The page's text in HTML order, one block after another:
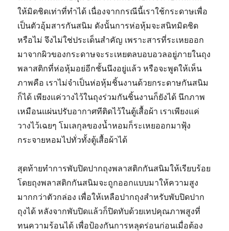
ให้มิดชิดเท่าที่ทำได้ เนื่องจากกรณีนี้เราใช้กระดาษเพื่อ
เป็นตัวอุ้มสารกันสนิม ดังนั้นการห่อหุ้มจะสนิทมิดชิด
หรือไม่ จึงไม่ใช่ประเด็นสำคัญ เพราะสารที่ระเหยออก
มาจากผิวของกระดาษจะระเหยตลบอบอวลอยู่ภายในถุง
พลาสติกที่ห่อหุ้มอย่อีกชั้นนึงอยู่แล้ว หรือจะพูดให้เห็น
ภาพคือ เราไม่จำเป็นห่อหุ้มชิ้นงานด้วยกระดาษกันสนิม
ก็ได้ เพียงแค่วางไว้ในถุงร่วมกันชิ้นงานก็ยังได้ นึกภาพ
เหมือนแผ่นปรับอากาศทีติดไว้ในตู้เสื้อผ้า เราเพียงแค่
วางไว้เฉยๆ โมเลกุลของน้ำหอมก็ระเหยออกมาฟุ้ง
กระจายหอมไปทั่วทั้งตู้เสื้อผ้าได้
สุดท้ายทำการพับปิดปากถุงพลาสติกกันสนิมให้เรียบร้อย
โดยถุงพลาสติกกันสนิมจะถูกออกแบบมาให้ความสูง
มากกว่าตัวกล่อง เพื่อให้เหลือปากถุงสำหรับพับปิดปาก
ถุงได้ หลังจากพับปิดแล้วก็ปิดทับด้วยเทปคุณภาพสูงที่
ทนความร้อนได้ เพื่อป้องกันการหลุดร่อนก่อนเมื่อต้อง